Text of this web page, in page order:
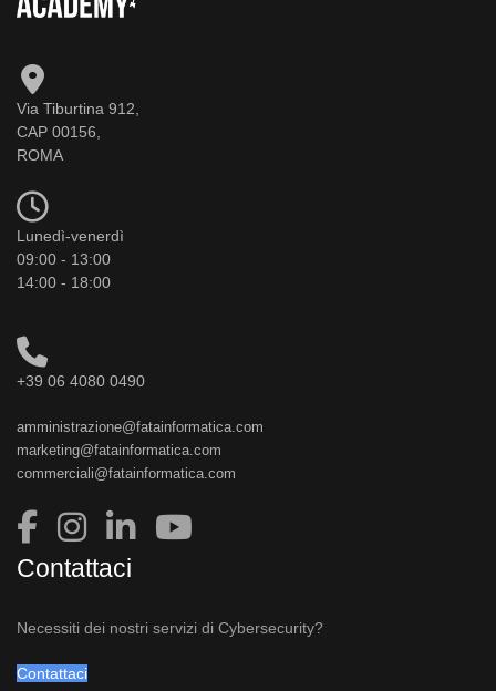
Via Tiburtina 912,
CAP 00156,
ROMA
Lunedì-venerdì
09:00 - 13:00
14:00 - 18:00
+39 06 4080 0490
amministrazione@fatainformatica.com
marketing@fatainformatica.com
commerciali@fatainformatica.com
Contattaci
Necessiti dei nostri servizi di Cybersecurity?
Contattaci